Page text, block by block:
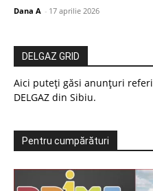
Dana A - 17 aprilie 2026
DELGAZ GRID
Aici puteți găsi anunțuri
DELGAZ din Sibiu.
Pentru cumpărături